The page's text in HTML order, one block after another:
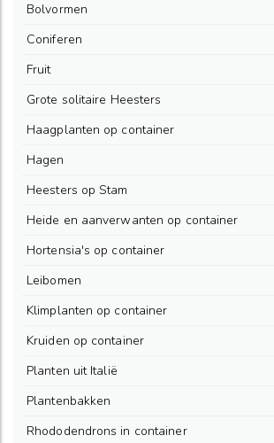
Bolvormen
Coniferen
Fruit
Grote solitaire Heesters
Haagplanten op container
Hagen
Heesters op Stam
Heide en aanverwanten op container
Hortensia's op container
Leibomen
Klimplanten op container
Kruiden op container
Planten uit Italië
Plantenbakken
Rhododendrons in container